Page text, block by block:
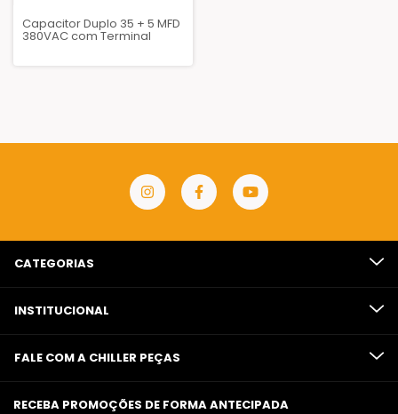
Capacitor Duplo 35 + 5 MFD
380VAC com Terminal
CATEGORIAS
INSTITUCIONAL
FALE COM A CHILLER PEÇAS
RECEBA PROMOÇÕES DE FORMA ANTECIPADA